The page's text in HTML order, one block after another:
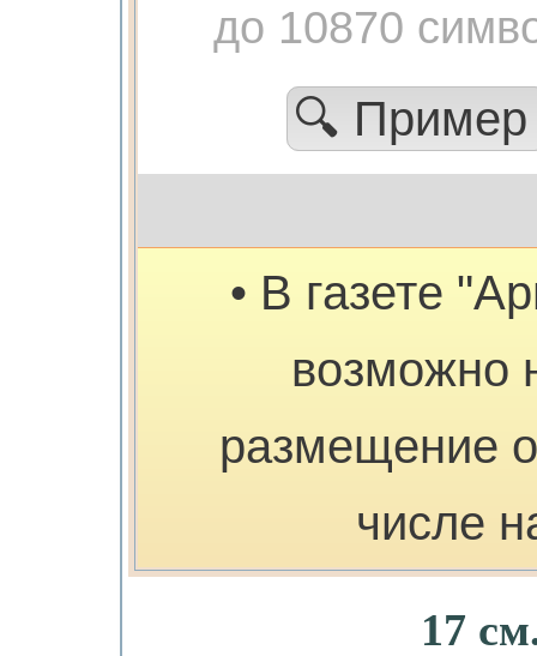
до 10870
🔍
• В газете
возможно
размещение
числе
17